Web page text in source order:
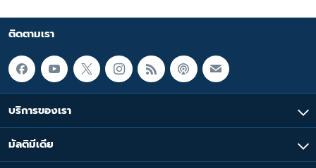
ติดตามเรา
บริการของเรา
มัลติมีเดีย